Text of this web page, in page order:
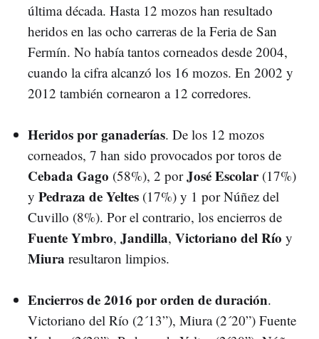
última década. Hasta 12 mozos han resultado
heridos en las ocho carreras de la Feria de San
Fermín. No había tantos corneados desde 2004,
cuando la cifra alcanzó los 16 mozos. En 2002 y
2012 también cornearon a 12 corredores.
Heridos por ganaderías. De los 12 mozos
corneados, 7 han sido provocados por toros de
Cebada Gago (58%), 2 porJosé Escolar (17%)
y Pedraza de Yeltes (17%) y 1 por Núñez del
Cuvillo (8%). Por el contrario, los encierros de
Fuente Ymbro, Jandilla, Victoriano del Río y
Miura resultaron limpios.
Encierros de 2016 por orden de duración.
Victoriano del Río (2´13”), Miura (2´20”) Fuente